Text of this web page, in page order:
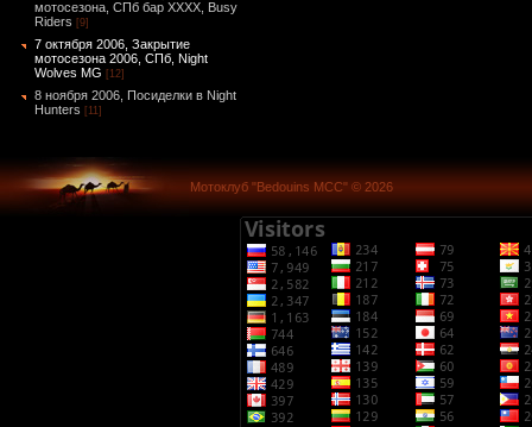
мотосезона, СПб бар ХХХХ, Busy
Riders [9]
7 октября 2006, Закрытие
мотосезона 2006, СПб, Night
Wolves MG [12]
8 ноября 2006, Посиделки в Night
Hunters [11]
Мотоклуб "Bedouins MCC" © 2026